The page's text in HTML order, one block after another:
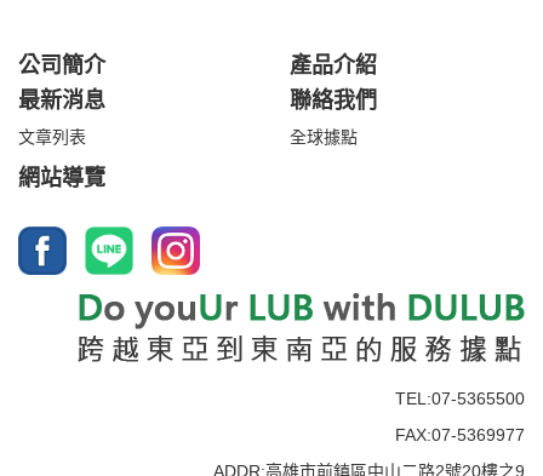
公司簡介
產品介紹
最新消息
文章列表
聯絡我們
全球據點
網站導覽
TEL:07-5365500
FAX:07-5369977
ADDR:高雄市前鎮區中山二路2號20樓之9